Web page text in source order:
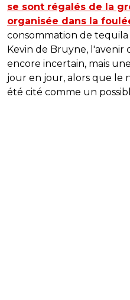
se sont régalés de la
organisée dans la
consommation de tequila
Kevin de Bruyne, l'avenir
encore incertain, mais
jour en jour, alors que le
été cité comme un